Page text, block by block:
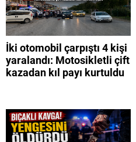
İki otomobil çarpıştı 4 kişi
yaralandı: Motosikletli çift
kazadan kıl payı kurtuldu